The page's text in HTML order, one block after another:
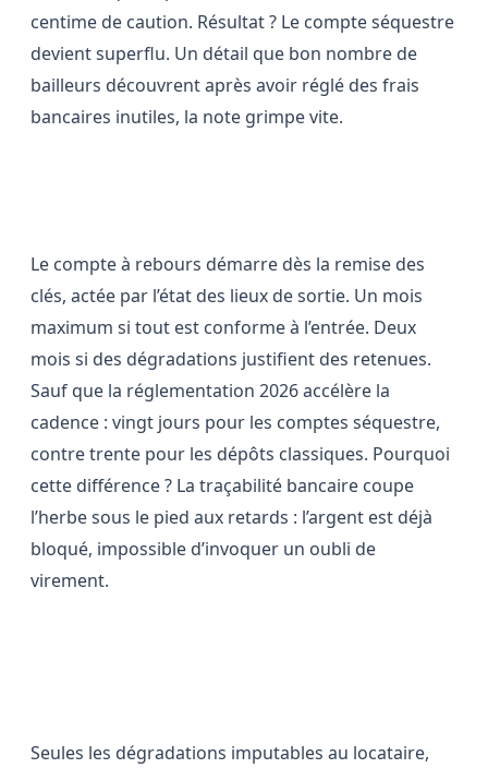
centime de caution. Résultat ? Le compte séquestre
devient superflu. Un détail que bon nombre de
bailleurs découvrent après avoir réglé des frais
bancaires inutiles, la note grimpe vite.
Le compte à rebours démarre dès la remise des
clés, actée par l’état des lieux de sortie. Un mois
maximum si tout est conforme à l’entrée. Deux
mois si des dégradations justifient des retenues.
Sauf que la réglementation 2026 accélère la
cadence : vingt jours pour les comptes séquestre,
contre trente pour les dépôts classiques. Pourquoi
cette différence ? La traçabilité bancaire coupe
l’herbe sous le pied aux retards : l’argent est déjà
bloqué, impossible d’invoquer un oubli de
virement.
Seules les dégradations imputables au locataire,